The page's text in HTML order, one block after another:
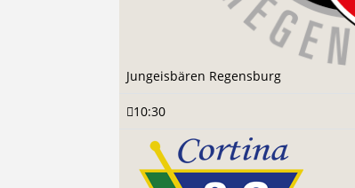
Jungeisbären Regensburg
10:30